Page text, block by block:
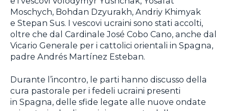
Moschych, Bohdan Dzyurakh, Andriy Khimyak
e Stepan Sus. I vescovi ucraini sono stati accolti,
oltre che dal Cardinale José Cobo Cano, anche dal
Vicario Generale per i cattolici orientali in Spagna,
padre Andrés Martínez Esteban.
Durante l’incontro, le parti hanno discusso della
cura pastorale per i fedeli ucraini presenti
in Spagna, delle sfide legate alle nuove ondate